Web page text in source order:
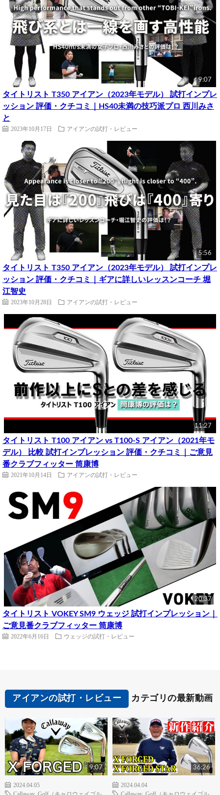
9:07
タイトリスト T350 アイアン（2023年モデル） 試打インプレ
ッション 評価・クチコミ｜HS40未満の技巧派プロ 西川みさ
と
2023年10月17日 アイアンの試打・レビュー
5:56
タイトリスト T350 アイアン（2023年モデル） 試打インプレ
ッション 評価・クチコミ｜ギアに詳しいレッスンコーチ 堀
江智史
2023年10月28日 アイアンの試打・レビュー
11:27
タイトリスト T100 アイアン vs T100-S アイアン（2021年モ
デル） 比較 試打インプレッション 評価・クチコミ｜ご意見
番クラブフィッター 筒康博
2021年10月14日 アイアンの試打・レビュー
20:37
タイトリスト VOKEY SM9 ウェッジ 試打インプレッション｜
ご意見番クラブフィッター 筒康博
2022年6月16日 ウェッジの試打・レビュー
アイアンの試打・レビュー カテゴリの最新動画
9:07
2024.04.05
Callaway Golf（キャロウェイゴル
36:26
2024.04.04
Callaway Golf（キャロウェイゴル